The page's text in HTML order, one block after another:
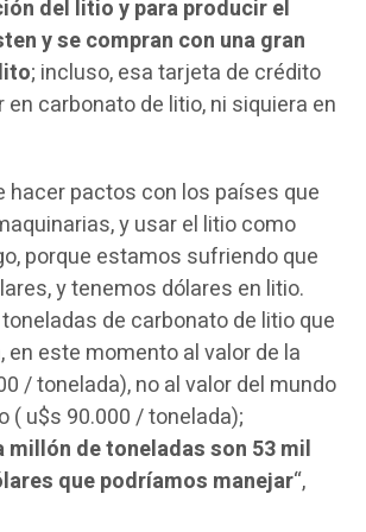
del litio y para producir el
y se compran con una gran
; incluso, esa tarjeta de crédito
en carbonato de litio, ni siquiera en
hacer pactos con los países que
y usar el litio como
porque estamos sufriendo que
y tenemos dólares en litio.
de carbonato de litio que
en este momento al valor de la
/ tonelada), no al valor del mundo
( u$s 90.000 / tonelada);
millón de toneladas son 53 mil
que podríamos manejar“,